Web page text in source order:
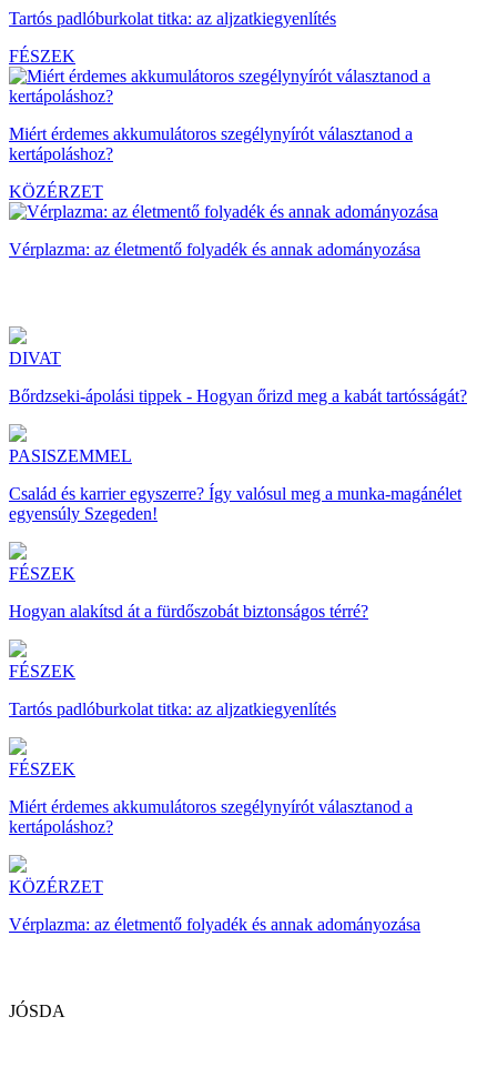
Tartós padlóburkolat titka: az aljzatkiegyenlítés
FÉSZEK
Miért érdemes akkumulátoros szegélynyírót választanod a
kertápoláshoz?
KÖZÉRZET
Vérplazma: az életmentő folyadék és annak adományozása
DIVAT
Bőrdzseki-ápolási tippek - Hogyan őrizd meg a kabát tartósságát?
PASISZEMMEL
Család és karrier egyszerre? Így valósul meg a munka-magánélet
egyensúly Szegeden!
FÉSZEK
Hogyan alakítsd át a fürdőszobát biztonságos térré?
FÉSZEK
Tartós padlóburkolat titka: az aljzatkiegyenlítés
FÉSZEK
Miért érdemes akkumulátoros szegélynyírót választanod a
kertápoláshoz?
KÖZÉRZET
Vérplazma: az életmentő folyadék és annak adományozása
JÓSDA